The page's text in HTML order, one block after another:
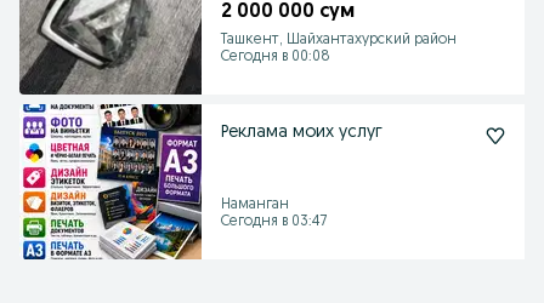
2 000 000 сум
Ташкент, Шайхантахурский район
Сегодня в 00:08
Реклама моих услуг
Наманган
Сегодня в 03:47